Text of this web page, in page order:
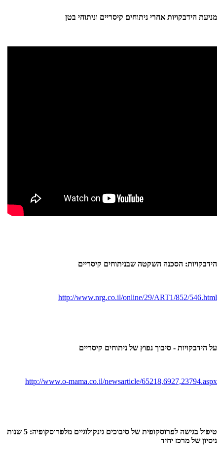
מניעת הידבקויות אחרי ניתוחים קיסריים וניתוחי בטן
הידבקויות: הסכנה השקטה שבניתוחים קיסריים
http://www.nrg.co.il/online/29/ART1/852/546.html
על הידבקויות - סיבוך נפוץ של ניתוחים קיסריים
http://www.o-mama.co.il/newsarticle/65218,6927,23794.aspx
טיפול בגישה לפרוסקופית של סיבוכים גינקולוגיים מלפרוסקופיה: 5 שנות
ניסיון של מרכז יחיד